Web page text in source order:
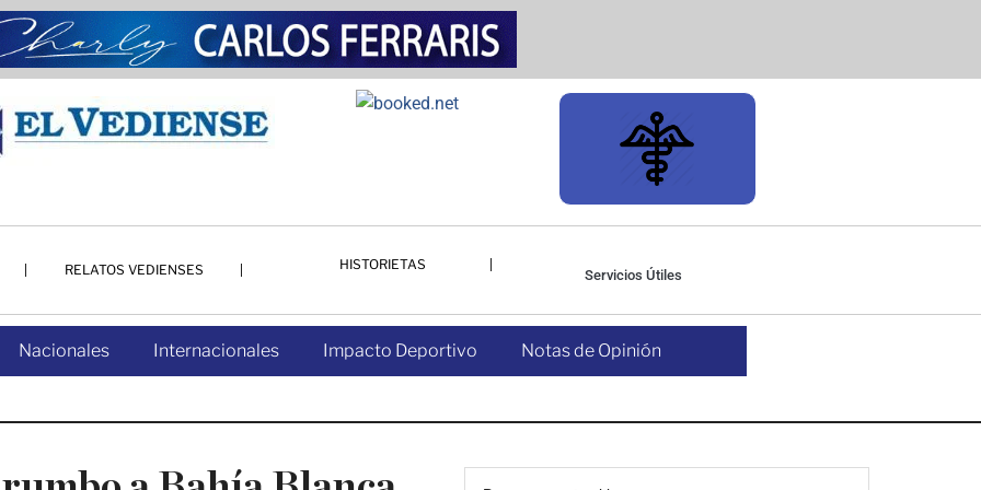
RELATOS VEDIENSES HISTORIETAS
Servicios Útiles
Nacionales Internacionales Impacto Deportivo Notas de Opinión